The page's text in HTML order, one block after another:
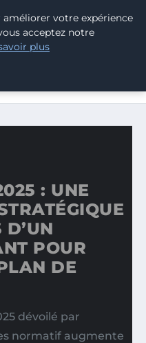
STRATÉGIQUE
: UNE
POUR
DE
dévoilé par
normatif augmente
votre expérience
acceptez notre
plus